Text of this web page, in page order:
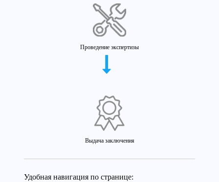
Проведение экспертизы
Выдача заключения
Удобная навигация по странице: